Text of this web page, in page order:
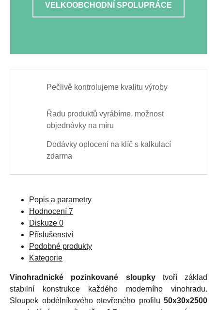
VELKOOBCHODNÍ SPOLUPRÁCE
Pečlivě kontrolujeme kvalitu výroby
Řadu produktů vyrábíme, možnost
objednávky na míru
Dodávky oplocení na klíč s kalkulací
zdarma
Popis a parametry
Hodnocení 7
Diskuze 0
Příslušenství
Podobné produkty
Kategorie
Vinohradnické pozinkované sloupkytvoří základ
stabilní konstrukce každého moderního vinohradu.
Sloupek obdélníkového otevřeného profilu 50x30x2500